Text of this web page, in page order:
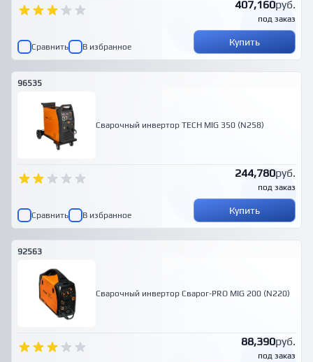
407,160руб.
под заказ
Сравнить В избранное Купить
96535
Сварочный инвертор TECH MIG 350 (N258)
244,780руб.
под заказ
Сравнить В избранное Купить
92563
Сварочный инвертор Сварог-PRO MIG 200 (N220)
88,390руб.
под заказ